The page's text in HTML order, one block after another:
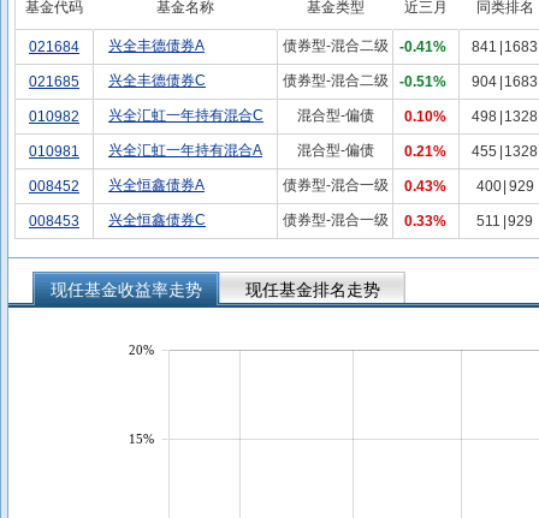
基金代码 基金名称 基金类型 近三月 同类排名
021684 兴全丰德债券A 债券型-混合二级 -0.41% 841 1683
021685 兴全丰德债券C 债券型-混合二级 -0.51% 904 1683
010982 兴全汇虹一年持有混合C 混合型-偏债 0.10% 498 1328
010981 兴全汇虹一年持有混合A 混合型-偏债 0.21% 455 1328
008452 兴全恒鑫债券A 债券型-混合一级 0.43% 400 929
008453 兴全恒鑫债券C 债券型-混合一级 0.33% 511 929
现任基金收益率走势 现任基金排名走势
15%
20%